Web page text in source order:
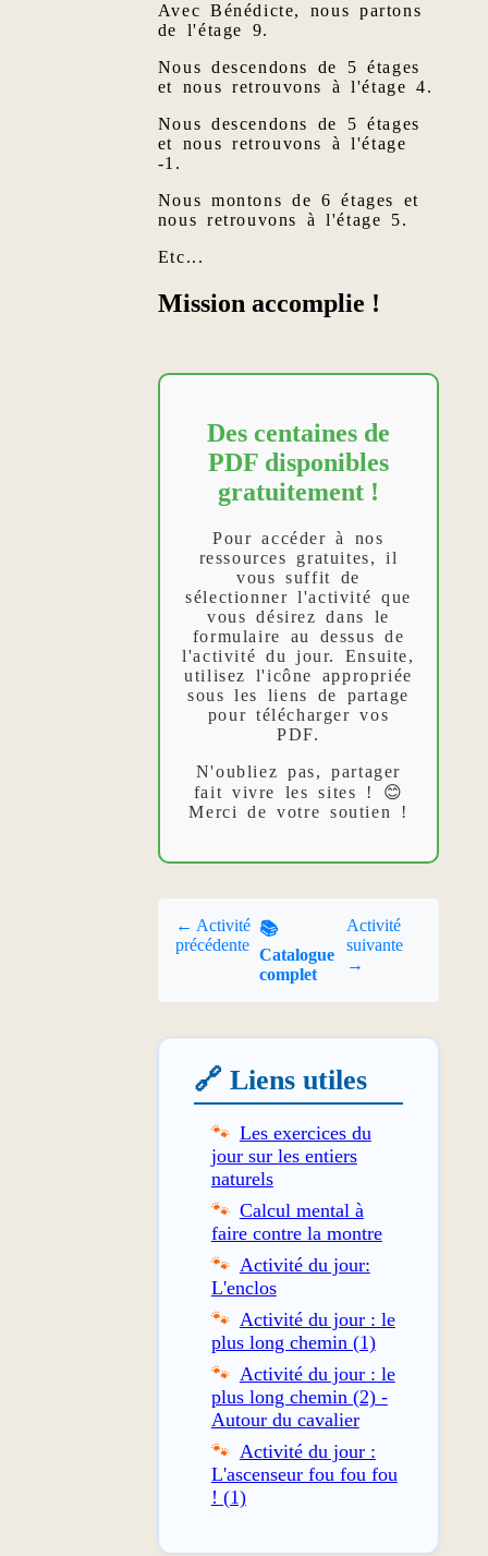
Avec Bénédicte, nous partons
de l'étage 9.
Nous descendons de 5 étages
et nous retrouvons à l'étage 4.
Nous descendons de 5 étages
et nous retrouvons à l'étage
-1.
Nous montons de 6 étages et
nous retrouvons à l'étage 5.
Etc...
Mission accomplie !
Des centaines de
PDF disponibles
gratuitement !
Pour accéder à nos
ressources gratuites, il
vous suffit de
sélectionner l'activité que
vous désirez dans le
formulaire au dessus de
l'activité du jour. Ensuite,
utilisez l'icône appropriée
sous les liens de partage
pour télécharger vos
PDF.
N'oubliez pas, partager
fait vivre les sites ! 😊
Merci de votre soutien !
← Activité
précédente
📚
Catalogue
complet
Activité
suivante
→
🔗 Liens utiles
Les exercices du
jour sur les entiers
naturels
Calcul mental à
faire contre la montre
Activité du jour:
L'enclos
Activité du jour : le
plus long chemin (1)
Activité du jour : le
plus long chemin (2) -
Autour du cavalier
Activité du jour :
L'ascenseur fou fou fou
! (1)